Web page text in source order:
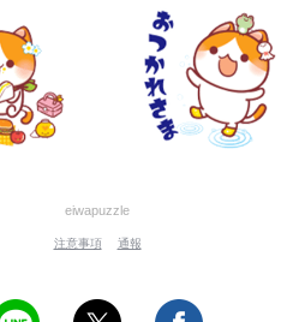
eiwapuzzle
注意事項 通報